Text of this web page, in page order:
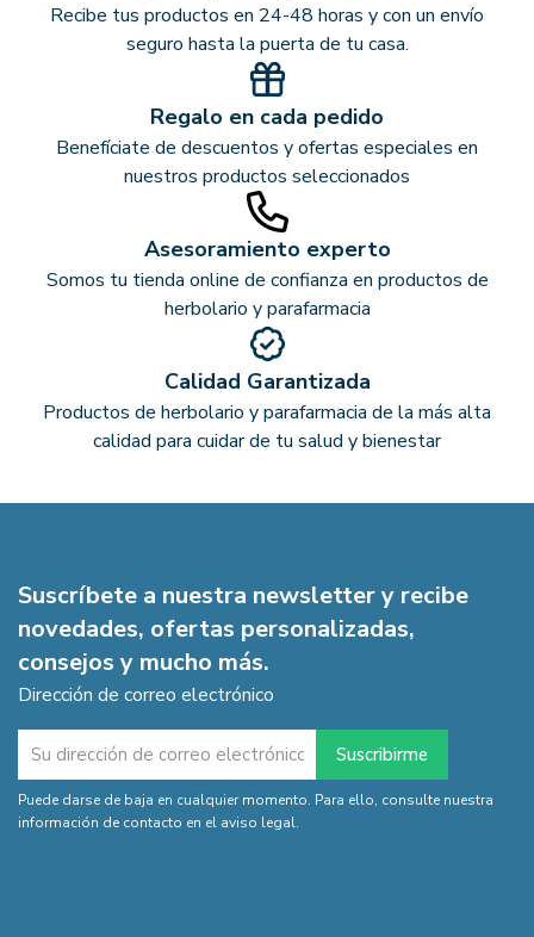
Recibe tus productos en 24-48 horas y con un envío
seguro hasta la puerta de tu casa.
Regalo en cada pedido
Benefíciate de descuentos y ofertas especiales en
nuestros productos seleccionados
Asesoramiento experto
Somos tu tienda online de confianza en productos de
herbolario y parafarmacia
Calidad Garantizada
Productos de herbolario y parafarmacia de la más alta
calidad para cuidar de tu salud y bienestar
Suscríbete a nuestra newsletter y recibe
novedades, ofertas personalizadas,
consejos y mucho más.
Dirección de correo electrónico
Puede darse de baja en cualquier momento. Para ello, consulte nuestra
información de contacto en el aviso legal.